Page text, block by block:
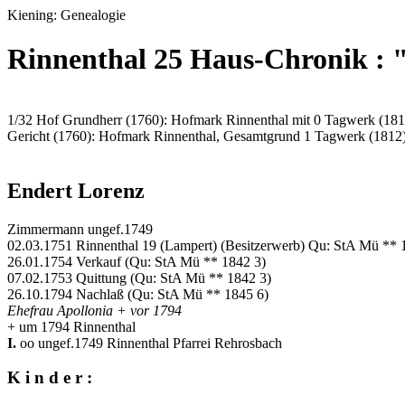
Kiening: Genealogie
Rinnenthal 25 Haus-Chronik :
1/32 Hof Grundherr (1760): Hofmark Rinnenthal mit 0 Tagwerk
Gericht (1760): Hofmark Rinnenthal, Gesamtgrund 1 Tagwerk
Endert Lorenz
Zimmermann ungef.1749
02.03.1751 Rinnenthal 19 (Lampert) (Besitzerwerb) Qu: StA Mü **
26.01.1754 Verkauf (Qu: StA Mü ** 1842 3)
07.02.1753 Quittung (Qu: StA Mü ** 1842 3)
26.10.1794 Nachlaß (Qu: StA Mü ** 1845 6)
Ehefrau Apollonia + vor 1794
+ um 1794 Rinnenthal
I. oo ungef.1749 Rinnenthal Pfarrei Rehrosbach
K i n d e r :